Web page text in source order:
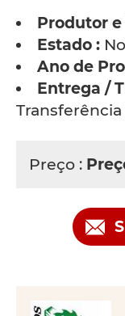
Produtor e
Estado :
Ano de
Entrega /
Preço :